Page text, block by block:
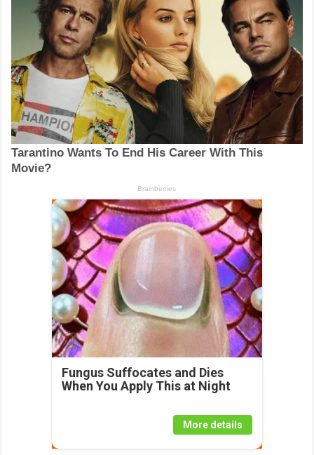
Fungus Suffocates and Dies
When You Apply This at Night
More details